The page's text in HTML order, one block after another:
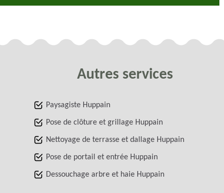
Autres services
Paysagiste Huppain
Pose de clôture et grillage Huppain
Nettoyage de terrasse et dallage Huppain
Pose de portail et entrée Huppain
Dessouchage arbre et haie Huppain